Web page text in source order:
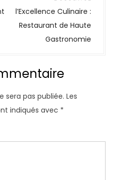
l’Excellence Culinaire :
Restaurant de Haute
Gastronomie
sera pas publiée. Les
indiqués avec *